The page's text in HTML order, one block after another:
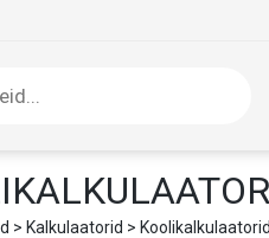
> Kalkulaatorid > Koolikalkulaatorid